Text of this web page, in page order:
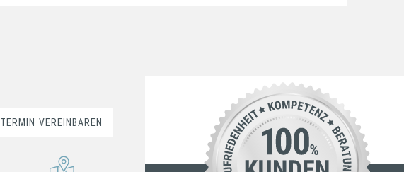
TERMIN VEREINBAREN